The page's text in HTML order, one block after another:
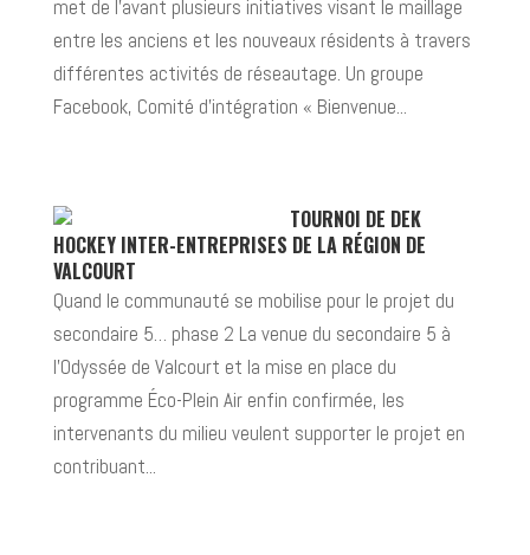
met de l’avant plusieurs initiatives visant le maillage
entre les anciens et les nouveaux résidents à travers
différentes activités de réseautage. Un groupe
Facebook, Comité d’intégration « Bienvenue...
TOURNOI DE DEK
HOCKEY INTER-ENTREPRISES DE LA RÉGION DE
VALCOURT
Quand le communauté se mobilise pour le projet du
secondaire 5… phase 2 La venue du secondaire 5 à
l’Odyssée de Valcourt et la mise en place du
programme Éco-Plein Air enfin confirmée, les
intervenants du milieu veulent supporter le projet en
contribuant...